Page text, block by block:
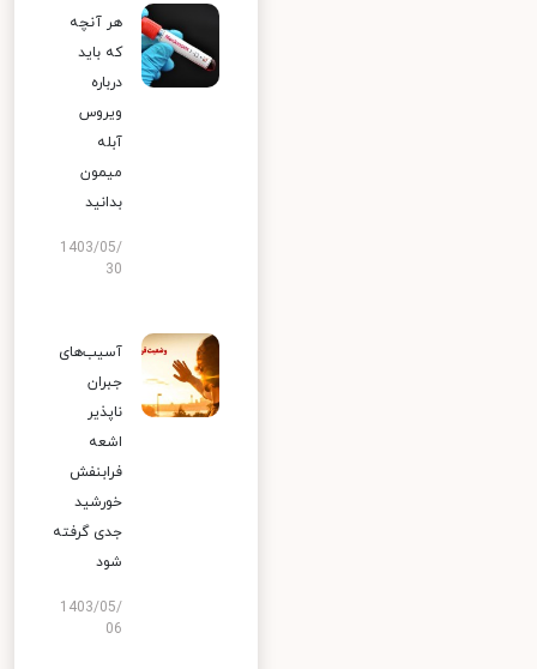
هر آنچه
که باید
درباره
ویروس
آبله
میمون
بدانید
1403/05/
30
آسیب‌های
جبران
ناپذیر
اشعه
فرابنفش
خورشید
جدی گرفته
شود
1403/05/
06